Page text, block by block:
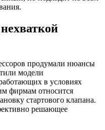
продумали нюансы
модели
в условиях
фирмам относится
стартового клапана.
решающее